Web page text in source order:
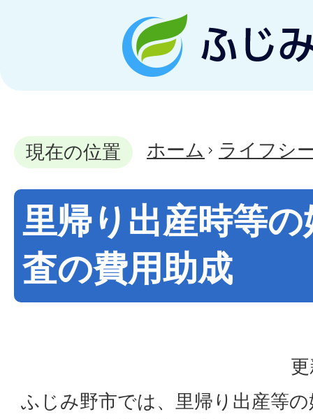
現在の位置 ホーム ライフシ
里帰り出産時等
査の費用助成
ふじみ野市では、里帰り出産等